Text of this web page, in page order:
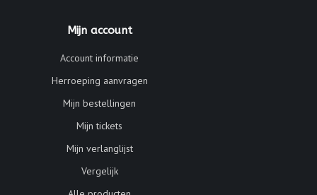
Mijn account
Account informatie
Herroeping aanvragen
Mijn bestellingen
Mijn tickets
Mijn verlanglijst
Vergelijk